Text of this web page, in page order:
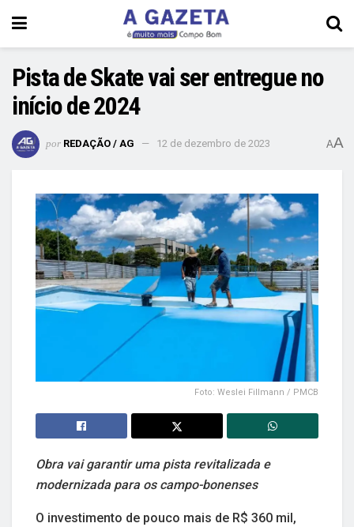
Pista de Skate vai ser entregue no
início de 2024
por REDAÇÃO / AG 12 de dezembro de 2023 AA
Foto: Weslei Fillmann / PMCB
Obra vai garantir uma pista revitalizada e
modernizada para os campo-bonenses
O investimento de pouco mais de R$ 360 mil,